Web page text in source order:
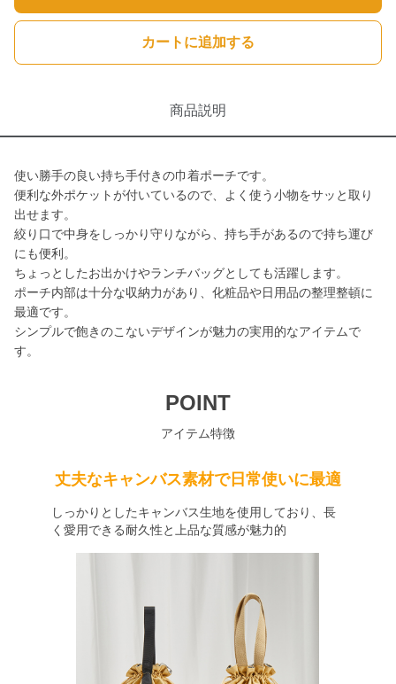
カートに追加する
商品説明
使い勝手の良い持ち手付きの巾着ポーチです。
便利な外ポケットが付いているので、よく使う小物をサッと取り
出せます。
絞り口で中身をしっかり守りながら、持ち手があるので持ち運び
にも便利。
ちょっとしたお出かけやランチバッグとしても活躍します。
ポーチ内部は十分な収納力があり、化粧品や日用品の整理整頓に
最適です。
シンプルで飽きのこないデザインが魅力の実用的なアイテムで
す。
POINT
アイテム特徴
丈夫なキャンバス素材で日常使いに最適
しっかりとしたキャンバス生地を使用しており、長
く愛用できる耐久性と上品な質感が魅力的